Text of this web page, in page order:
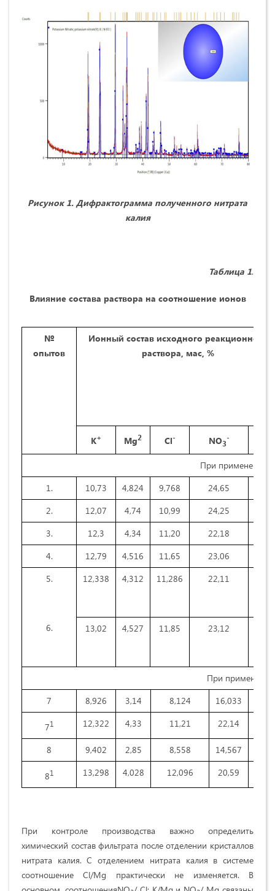
Рисунок 1. Дифрактограмма полученного нитрата
калия
Таблица 1.
Влияние состава раствора на соотношениеионов
№
опытов
Ионный состав исходного реакционного
раствора, мас, %
K+ Mg2 Cl- NO3
-
При применении
1.
10,73 4,824 9,768 24,65
2.
12,07 4,74 10,99 24,25
3.
12,3 4,34 11,20 22,18
4.
12,79 4,516 11,65 23,06
5.
12,338 4,312 11,286 22,11
6. 13,02 4,527 11,85 23,12
При
7
8,926 3,14 8,124 16,033
71 12,322 4,33 11,21 22,14
8 9,402 2,85 8,558 14,567
81 13,298 4,028 12,096 20,59
При контроле производства важно определить
химический состав фильтрата после отделении кристаллов
нитрата калия. С отделением нитрата калия в системе
соотношение Cl/Mg практически не изменяется. В